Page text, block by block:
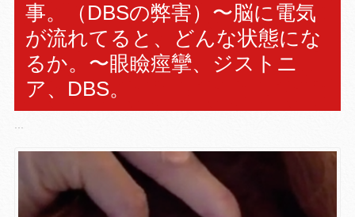
事。（DBSの弊害）〜脳に電気
が流れてると、どんな状態にな
るか。〜眼瞼痙攣、ジストニ
ア、DBS。